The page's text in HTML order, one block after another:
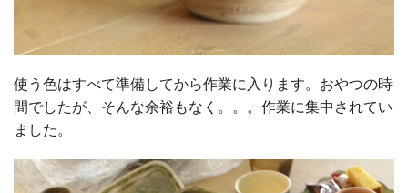
使う色はすべて準備してから作業に入ります。おやつの時
間でしたが、そんな余裕もなく。。。作業に集中されてい
ました。